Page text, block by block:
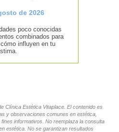
de 2026
poco conocidas
combinados para
influyen en tu
Clínica Estética Vitaplace. El contenido es
y observaciones comunes en estética,
informativos. No reemplaza la consulta
estética. No se garantizan resultados